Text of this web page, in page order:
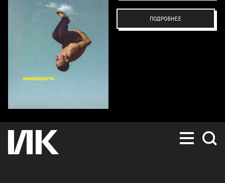
ПОДРОБНЕЕ